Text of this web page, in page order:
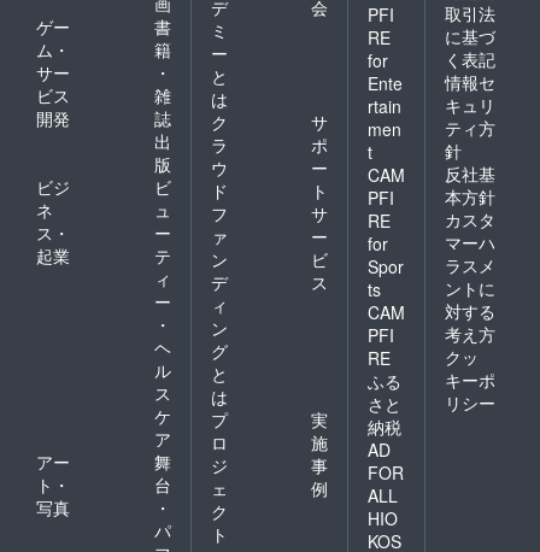
ゲー
ム・
サー
ビス
開発
書
籍
・
雑
誌
出
版
ビジ
ネ
ス・
起業
ビ
ュ
ー
テ
ィ
ー
・
ヘ
ル
ス
ケ
ア
アー
ト・
写真
舞
台
・
パ
デ
ミ
ー
と
は
会
ク
ラ
ウ
ド
フ
ァ
ン
デ
ィ
ン
グ
と
は
サ
ポ
ー
ト
サ
ー
ビ
ス
プ
ロ
ジ
ェ
ク
ト
実
施
事
例
PFI
RE
for
Ente
rtain
men
t
CAM
PFI
RE
for
Spor
ts
CAM
PFI
RE
ふる
さと
納税
AD
FOR
ALL
HIO
KOS
取引法
に基づ
く表記
情報セ
キュリ
ティ方
針
反社基
本方針
カスタ
マーハ
ラスメ
ントに
対する
考え方
クッ
キーポ
リシー